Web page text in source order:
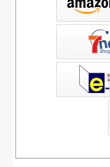
書店ウェブストア